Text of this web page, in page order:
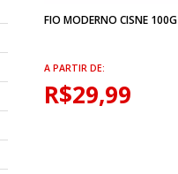
FIO MODERNO CISNE 100G
A PARTIR DE:
R$29,99